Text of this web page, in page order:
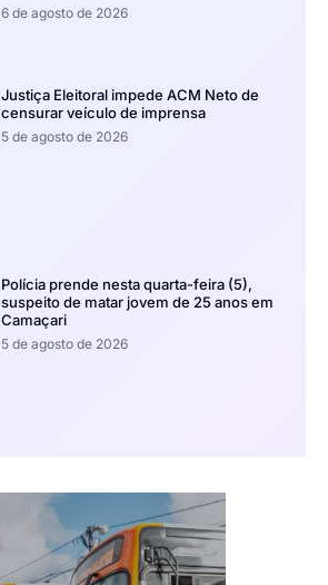
6 de agosto de 2026
Justiça Eleitoral impede ACM Neto de
censurar veículo de imprensa
5 de agosto de 2026
Polícia prende nesta quarta-feira (5),
suspeito de matar jovem de 25 anos em
Camaçari
5 de agosto de 2026